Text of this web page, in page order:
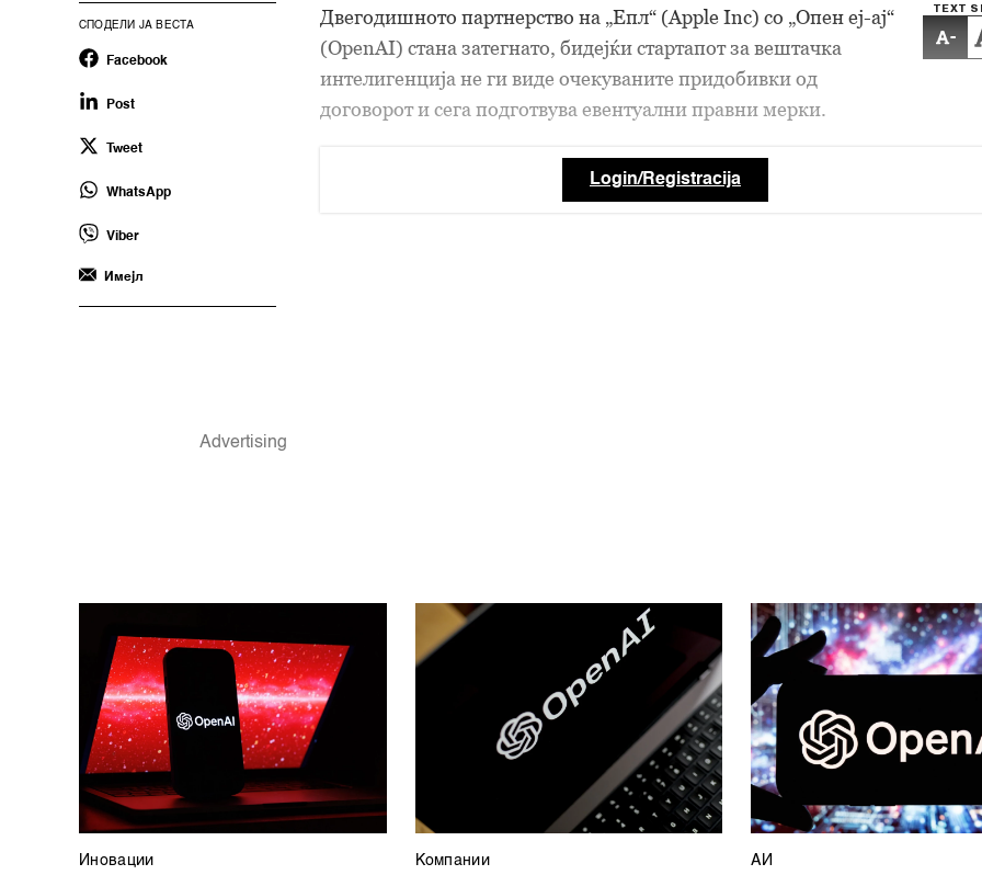
СПОДЕЛИ ЈА ВЕСТА
Facebook
Post
Tweet
WhatsApp
Viber
Имејл
TEXT
-
Двегодишното партнерство на „Епл“ (Apple Inc) со „Опен еј-ај“
(OpenAI) стана затегнато, бидејќи стартапот за вештачка
интелигенција не ги виде очекуваните придобивки од
договорот и сега подготвува евентуални правни мерки.
Login/Registracija
Иновации Компании АИ